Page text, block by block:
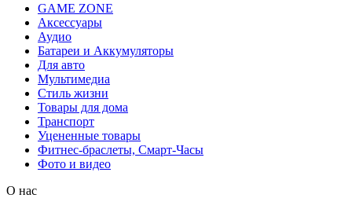
GAME ZONE
Аксессуары
Аудио
Батареи и Аккумуляторы
Для авто
Мультимедиа
Стиль жизни
Товары для дома
Транспорт
Уцененные товары
Фитнес-браслеты, Смарт-Часы
Фото и видео
О нас